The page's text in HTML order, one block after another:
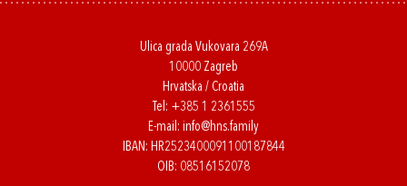
Ulica grada Vukovara 269A
10000 Zagreb
Hrvatska / Croatia
Tel: +385 1 2361555
E-mail: info@hns.family
IBAN: HR2523400091100187844
OIB: 08516152078